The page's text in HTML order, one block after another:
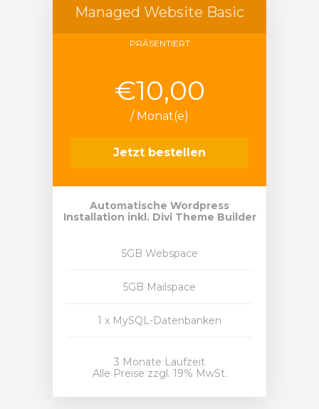
Managed Website Basic
PRÄSENTIERT
€10,00
/ Monat(e)
Jetzt bestellen
Automatische Wordpress
Installation inkl. Divi Theme Builder
5GB Webspace
5GB Mailspace
1 x MySQL-Datenbanken
3 Monate Laufzeit
Alle Preise zzgl. 19% MwSt.